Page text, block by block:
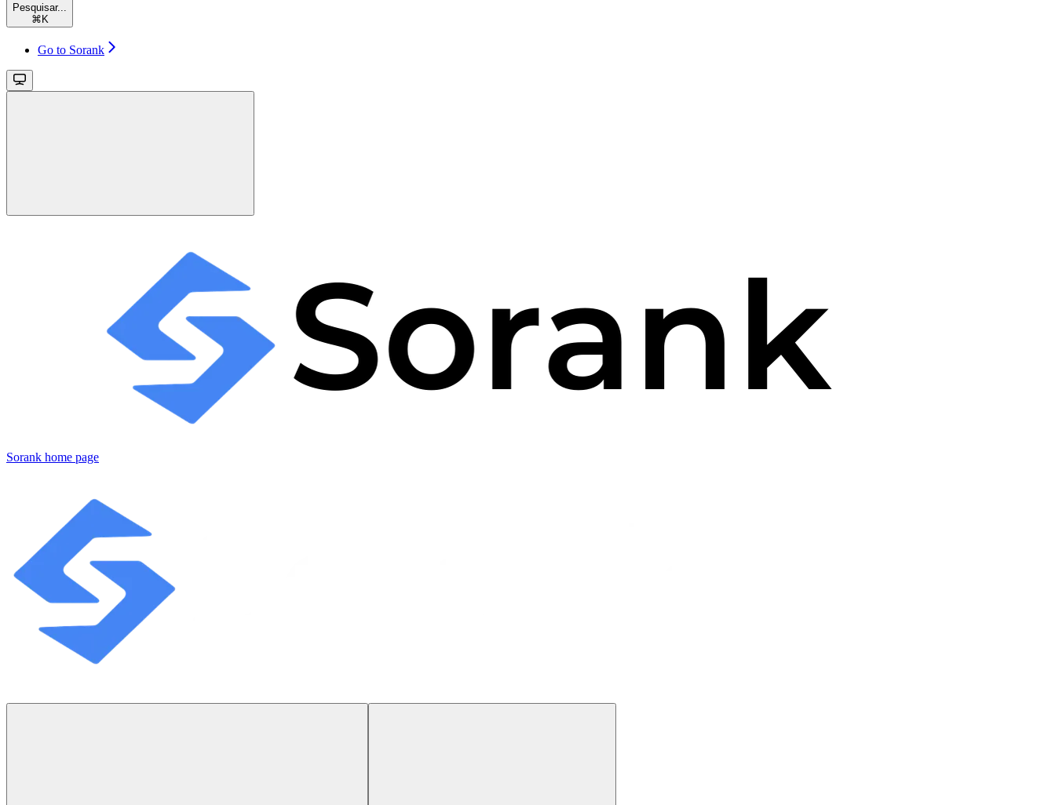
Pesquisar...
⌘ K
Go to Sorank
Sorank home page